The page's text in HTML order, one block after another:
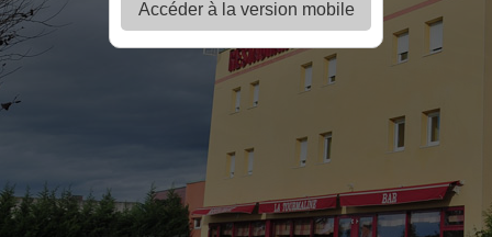
Accéder à la version mobile